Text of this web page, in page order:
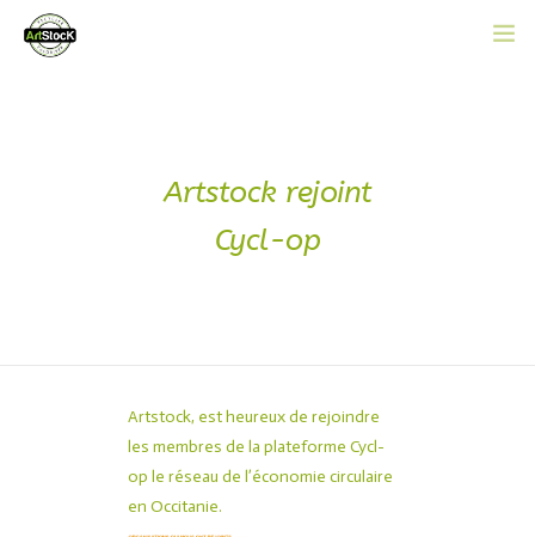
CATALOGUE EN LIGNE
ADHÉRER
Artstock rejoint
Cycl-op
Artstock, est heureux de rejoindre
les membres de la plateforme Cycl-
op le réseau de l’économie circulaire
en Occitanie.